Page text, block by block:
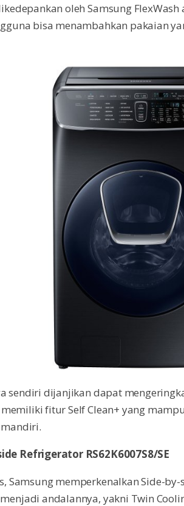
oleh Samsung
bisa menambahkan pakaian
sendiri dijanjikan dapat
memiliki fitur Self Clean+ yang
Refrigerator RS62K6007S8/SE
Samsung memperkenalkan Side-by-
andalannya, yakni Twin